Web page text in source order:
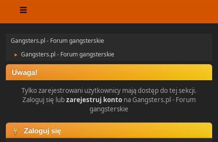
Gangsters.pl - Forum gangsterskie
► Gangsters.pl - Forum gangsterskie
Uwaga!
Tylko zarejestrowani użytkownicy mają dostęp do tej sekcji.
Zaloguj się lubzarejestruj konto na Gangsters.pl - Forum
gangsterskie
Zaloguj się